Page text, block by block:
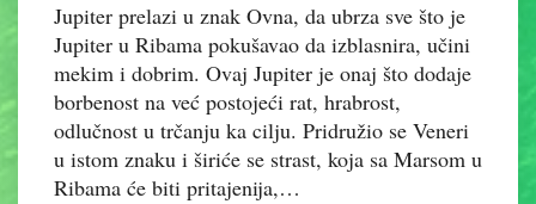
Jupiter prelazi u znak Ovna, da ubrza sve što je
Jupiter u Ribama pokušavao da izblasnira, učini
mekim i dobrim. Ovaj Jupiter je onaj što dodaje
borbenost na već postojeći rat, hrabrost,
odlučnost u trčanju ka cilju. Pridružio se Veneri
u istom znaku i širiće se strast, koja sa Marsom u
Ribama će biti pritajenija,…